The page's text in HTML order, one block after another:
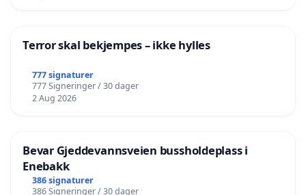
Terror skal bekjempes – ikke hylles
777 signaturer
777 Signeringer / 30 dager
2 Aug 2026
Bevar Gjeddevannsveien bussholdeplass i
Enebakk
386 signaturer
386 Signeringer / 30 dager